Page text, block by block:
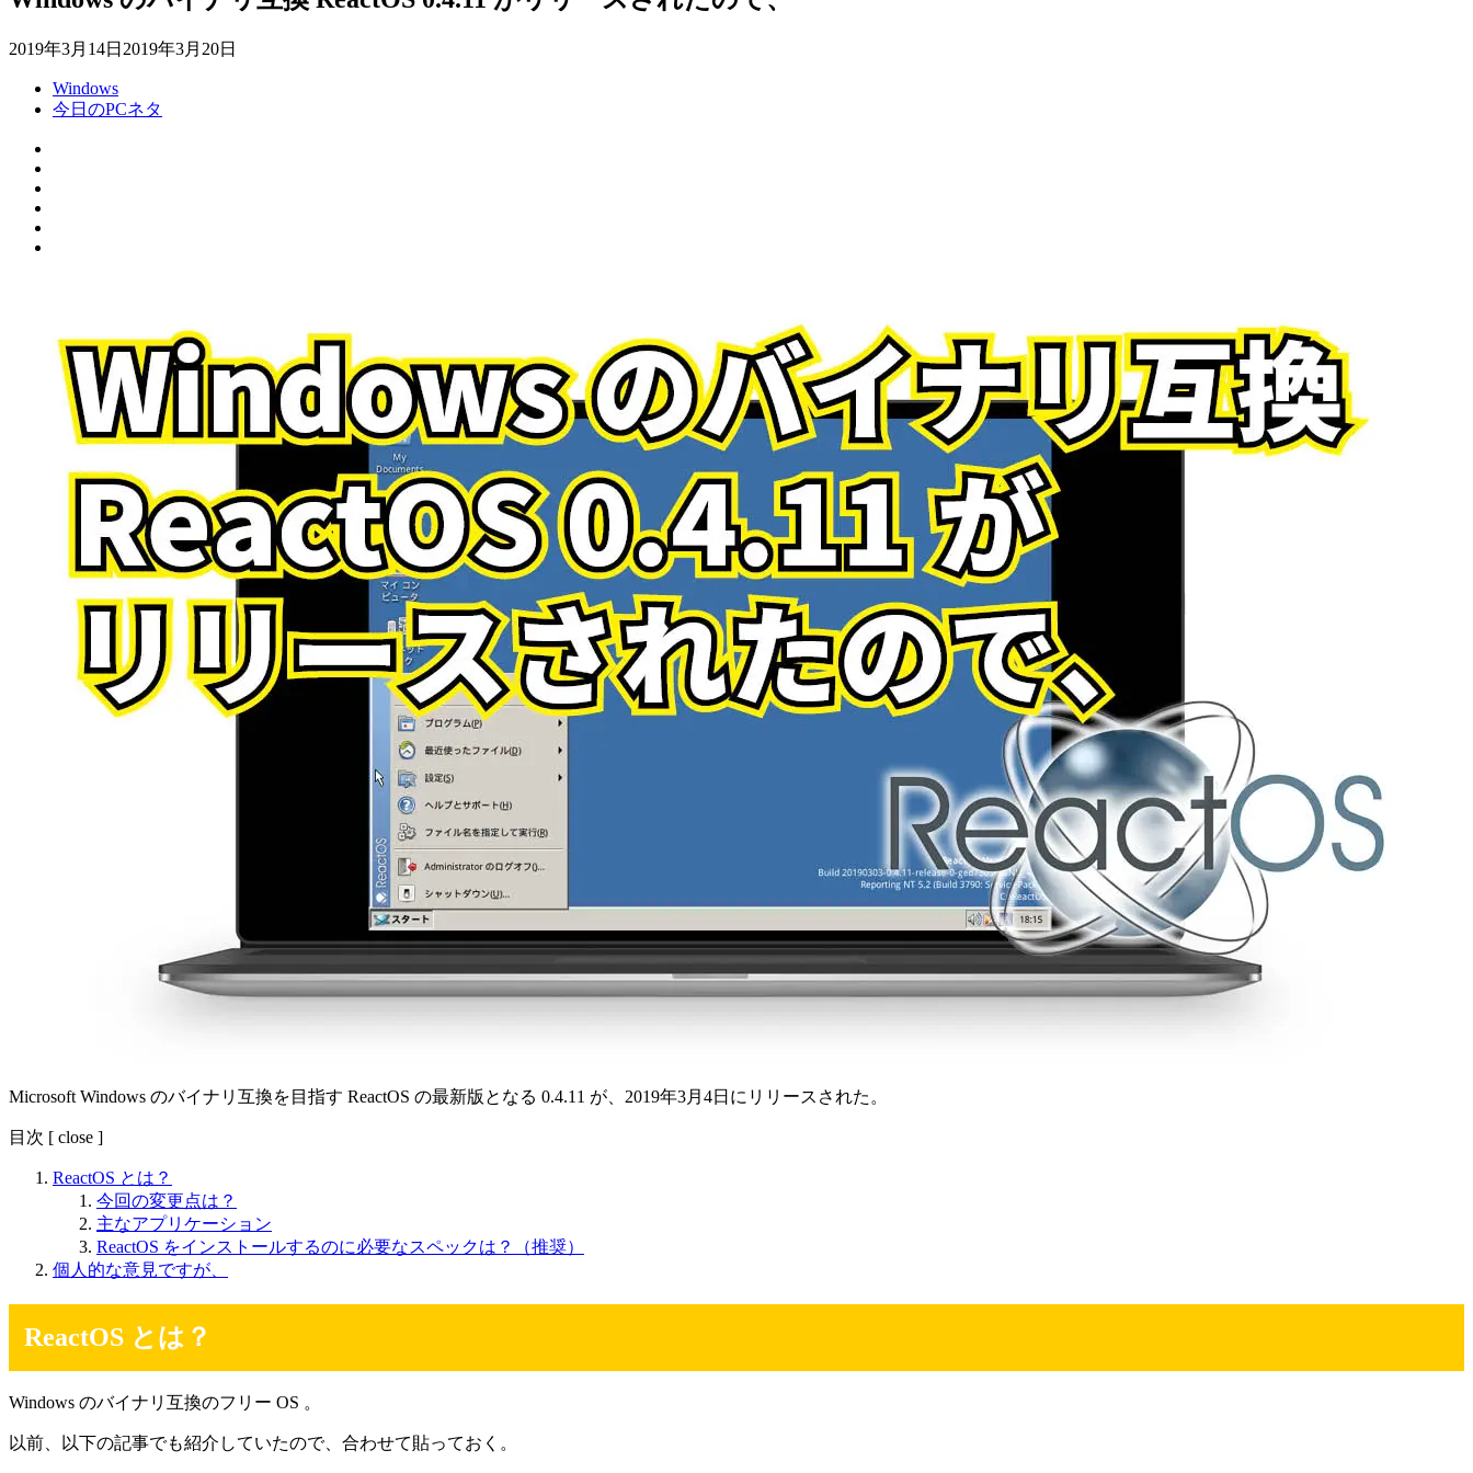
2019年3月14日 2019年3月20日
Windows
今日のPCネタ
Microsoft Windows のバイナリ互換を目指す ReactOS の最新版となる 0.4.11 が、2019年3月4日にリリースされた。
目次 [ close ]
ReactOS とは？
今回の変更点は？
主なアプリケーション
ReactOS をインストールするのに必要なスペックは？（推奨）
個人的な意見ですが、
ReactOS とは？
Windows のバイナリ互換のフリー OS 。
以前、以下の記事でも紹介していたので、合わせて貼っておく。